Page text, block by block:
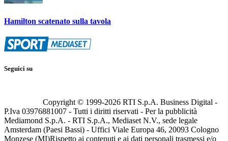
Hamilton scatenato sulla tavola
Seguici su
Copyright © 1999-2026 RTI S.p.A. Business Digital -
P.Iva 03976881007 - Tutti i diritti riservati - Per la pubblicità
Mediamond S.p.A. - RTI S.p.A., Mediaset N.V., sede legale
Amsterdam (Paesi Bassi) - Uffici Viale Europa 46, 20093 Cologno
Monzese (MI)Rispetto ai contenuti e ai dati personali trasmessi e/o